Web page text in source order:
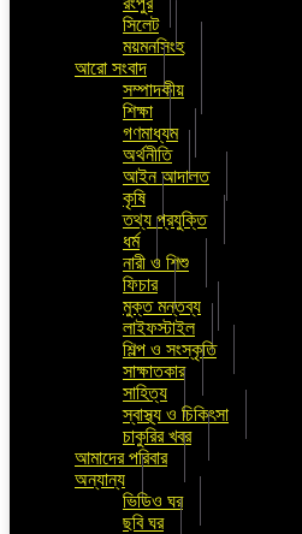
সিলেট
ময়মনসিংহ
আরো সংবাদ
সম্পাদকীয়
শিক্ষা
গণমাধ্যম
অর্থনীতি
আইন আদালত
কৃষি
তথ্য প্রযুক্তি
ধর্ম
নারী ও শিশু
ফিচার
মুক্ত মন্তব্য
লাইফস্টাইল
শিল্প ও সংস্কৃতি
সাক্ষাতকার
সাহিত্য
স্বাস্থ্য ও চিকিৎসা
চাকুরির খবর
আমাদের পরিবার
অন্যান্য
ভিডিও ঘর
ছবি ঘর